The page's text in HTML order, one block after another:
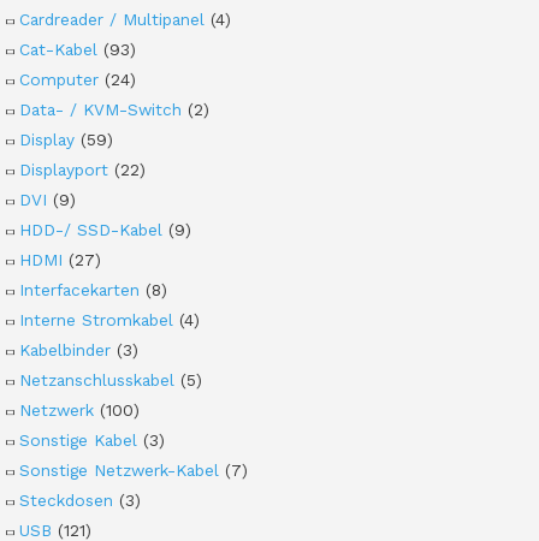
Cardreader / Multipanel (4)
Cat-Kabel (93)
Computer (24)
Data- / KVM-Switch (2)
Display (59)
Displayport (22)
DVI (9)
HDD-/ SSD-Kabel (9)
HDMI (27)
Interfacekarten (8)
Interne Stromkabel (4)
Kabelbinder (3)
Netzanschlusskabel (5)
Netzwerk (100)
Sonstige Kabel (3)
Sonstige Netzwerk-Kabel (7)
Steckdosen (3)
USB (121)